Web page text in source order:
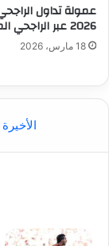
عمولة تداول
2026 عبر الراجحي المالية
18 مارس، 2026
الأخيرة